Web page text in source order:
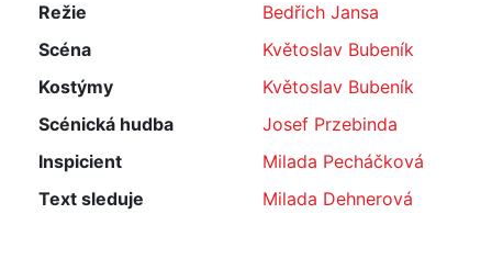
Režie
Bedřich Jansa
Scéna
Květoslav Bubeník
Kostýmy
Květoslav Bubeník
Scénická hudba
Josef Przebinda
Inspicient
Milada Pecháčková
Text sleduje
Milada Dehnerová